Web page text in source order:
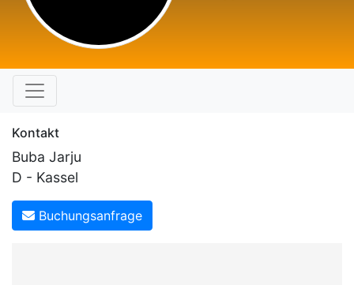
Kontakt
Buba Jarju
D - Kassel
Buchungsanfrage